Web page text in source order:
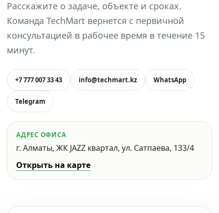
Расскажите о задаче, объекте и сроках.
Команда TechMart вернется с первичной
консультацией в рабочее время в течение 15
минут.
+7 777 007 33 43 info@techmart.kz WhatsApp
Telegram
АДРЕС ОФИСА
г. Алматы, ЖК JAZZ квартал, ул. Сатпаева, 133/4
Открыть на карте